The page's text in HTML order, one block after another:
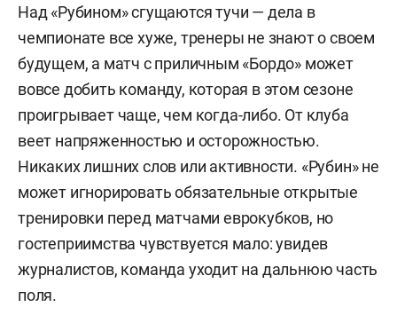
Над «Рубином» сгущаются тучи — дела в
чемпионате все хуже, тренеры не знают о своем
будущем, а матч с приличным «Бордо» может
вовсе добить команду, которая в этом сезоне
проигрывает чаще, чем когда-либо. От клуба
веет напряженностью и осторожностью.
Никаких лишних слов или активности. «Рубин» не
может игнорировать обязательные открытые
тренировки перед матчами еврокубков, но
гостеприимства чувствуется мало: увидев
журналистов, команда уходит на дальнюю часть
поля.